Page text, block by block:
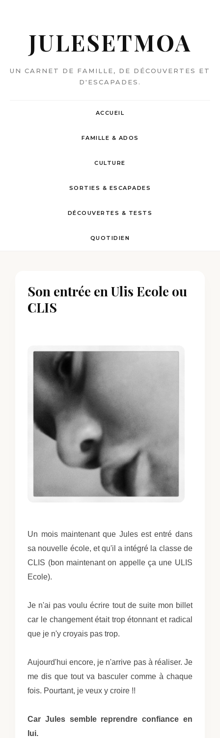
JULESETMOA
UN CARNET DE FAMILLE, DE DÉCOUVERTES ET
D'ESCAPADES.
ACCUEIL
FAMILLE & ADOS
CULTURE
SORTIES & ESCAPADES
DÉCOUVERTES & TESTS
QUOTIDIEN
Son entrée en Ulis Ecole ou
CLIS
Un mois maintenant que Jules est entré dans
sa nouvelle école, et qu'il a intégré la classe de
CLIS (bon maintenant on appelle ça une ULIS
Ecole).
Je n'ai pas voulu écrire tout de suite mon billet
car le changement était trop étonnant et radical
que je n'y croyais pas trop.
Aujourd'hui encore, je n'arrive pas à réaliser. Je
me dis que tout va basculer comme à chaque
fois. Pourtant, je veux y croire !!
Car Jules semble reprendre confiance en
lui.